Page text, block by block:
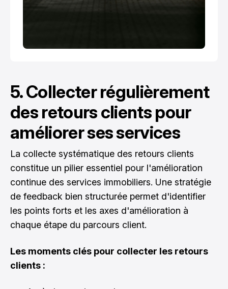
5. Collecter régulièrement
des retours clients pour
améliorer ses services
La collecte systématique des retours clients
constitue un pilier essentiel pour l'amélioration
continue des services immobiliers. Une stratégie
de feedback bien structurée permet d'identifier
les points forts et les axes d'amélioration à
chaque étape du parcours client.
Les moments clés pour collecter les retours
clients :